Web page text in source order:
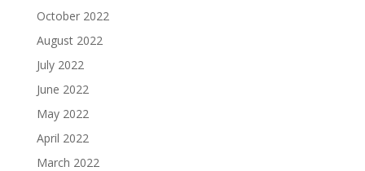
October 2022
August 2022
July 2022
June 2022
May 2022
April 2022
March 2022